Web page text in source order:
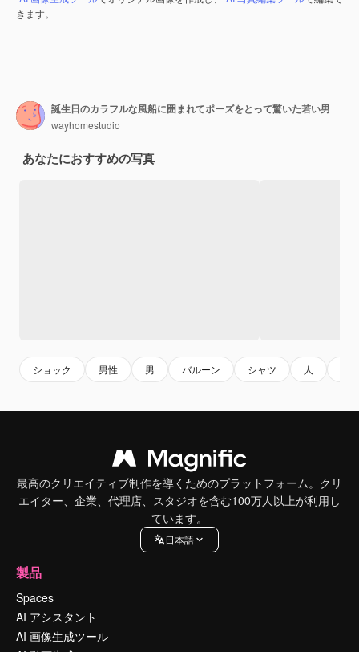
きます。
誕生日のカラフルな風船に囲まれてポーズをとって驚いた若い男
wayhomestudio
あなたにおすすめの写真
ショック 男性 男 バルーン シャツ 人
最高のクリエイティブ制作を導くためのプラットフォーム。クリ
エイター、企業、代理店、スタジオを含む100万人以上が利用し
ています。
日本語
製品
Spaces
AI アシスタント
AI 画像生成ツール